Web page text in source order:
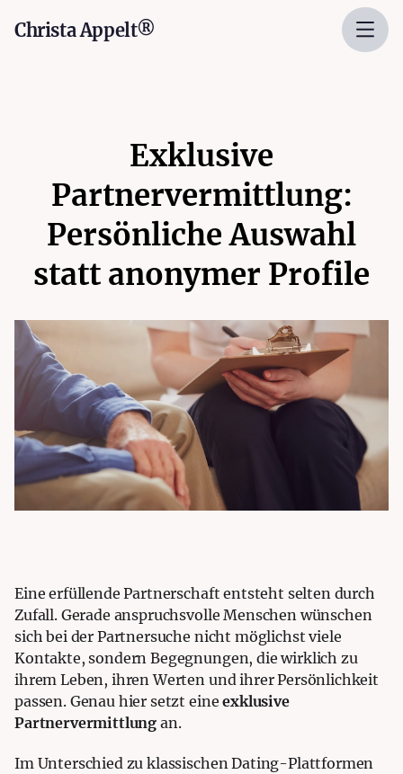
Christa Appelt®
Exklusive
Partnervermittlung:
Persönliche Auswahl
statt anonymer Profile
Eine erfüllende Partnerschaft entsteht selten durch
Zufall. Gerade anspruchsvolle Menschen wünschen
sich bei der Partnersuche nicht möglichst viele
Kontakte, sondern Begegnungen, die wirklich zu
ihrem Leben, ihren Werten und ihrer Persönlichkeit
passen. Genau hier setzt eineexklusive
Partnervermittlung an.
Im Unterschied zu klassischen Dating-Plattformen